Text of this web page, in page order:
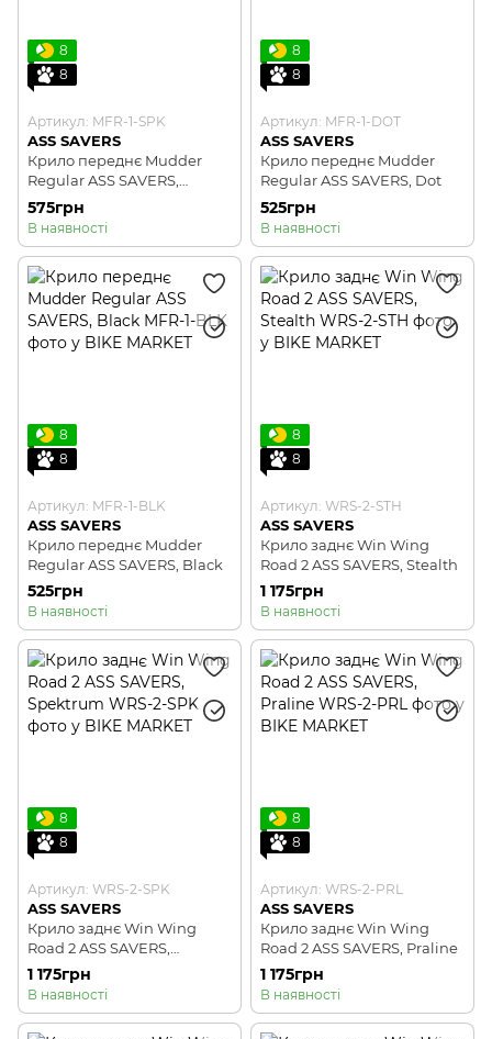
8
8
Артикул: MFR-1-SPK
ASS SAVERS
Крило переднє Mudder
Regular ASS SAVERS,
Spektrum
575грн
В наявності
8
8
Артикул: MFR-1-DOT
ASS SAVERS
Крило переднє Mudder
Regular ASS SAVERS, Dot
525грн
В наявності
8
8
Артикул: MFR-1-BLK
ASS SAVERS
Крило переднє Mudder
Regular ASS SAVERS, Black
525грн
В наявності
8
8
Артикул: WRS-2-STH
ASS SAVERS
Крило заднє Win Wing
Road 2 ASS SAVERS, Stealth
1 175грн
В наявності
8
8
Артикул: WRS-2-SPK
ASS SAVERS
Крило заднє Win Wing
Road 2 ASS SAVERS,
Spektrum
1 175грн
В наявності
8
8
Артикул: WRS-2-PRL
ASS SAVERS
Крило заднє Win Wing
Road 2 ASS SAVERS, Praline
1 175грн
В наявності